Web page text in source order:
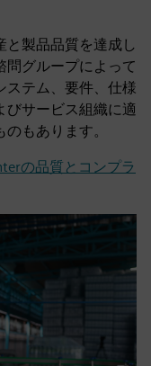
と製品品質を達成し
問グループによって
ステム、要件、仕様
びサービス組織に適
もあります。
の品質とコンプラ